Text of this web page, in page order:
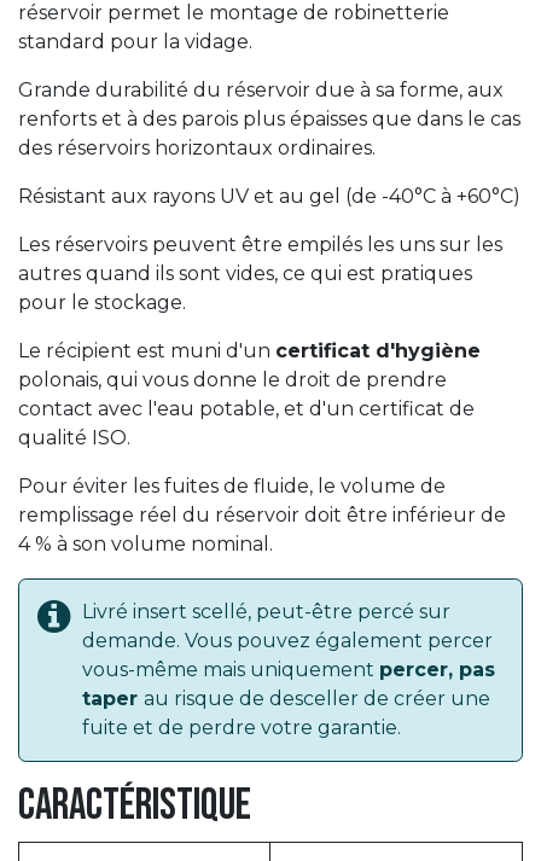
réservoir permet le montage de robinetterie
standard pour la vidage.
Grande durabilité du réservoir due à sa forme, aux
renforts et à des parois plus épaisses que dans le cas
des réservoirs horizontaux ordinaires.
Résistant aux rayons UV et au gel (de -40°C à +60°C)
Les réservoirs peuvent être empilés les uns sur les
autres quand ils sont vides, ce qui est pratiques
pour le stockage.
Le récipient est muni d'un certificat d'hygiène
polonais, qui vous donne le droit de prendre
contact avec l'eau potable, et d'un certificat de
qualité ISO.
Pour éviter les fuites de fluide, le volume de
remplissage réel du réservoir doit être inférieur de
4 % à son volume nominal.
Livré insert scellé, peut-être percé sur
demande. Vous pouvez également percer
vous-même mais uniquement percer, pas
taper au risque de desceller de créer une
fuite et de perdre votre garantie.
Caractéristique